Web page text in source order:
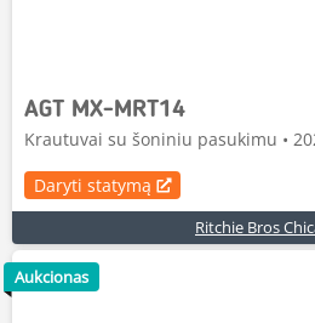
AGT MX-MRT14
Krautuvai su šoniniu pasukimu •
Daryti statymą
Ritchie Bros
Aukcionas